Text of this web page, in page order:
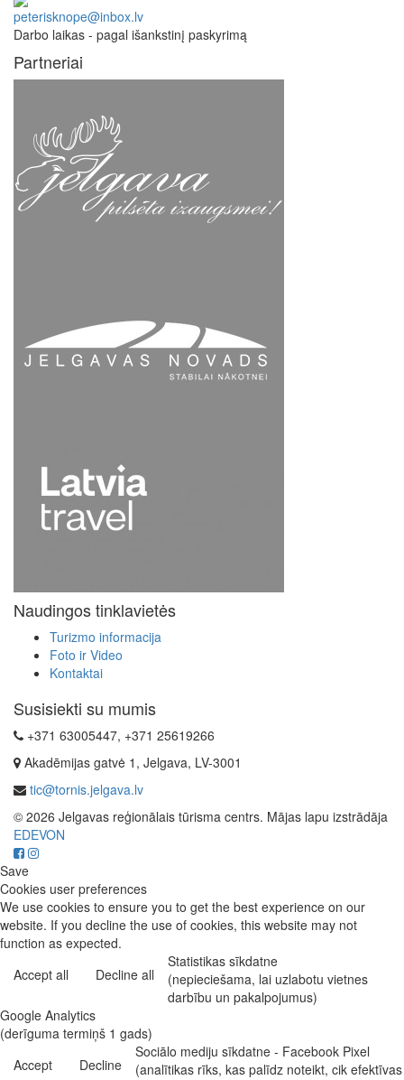
peterisknope@inbox.lv
Darbo laikas - pagal išankstinį paskyrimą
Partneriai
Naudingos tinklavietės
Turizmo informacija
Foto ir Video
Kontaktai
Susisiekti su mumis
+371 63005447, +371 25619266
Akadēmijas gatvė 1, Jelgava, LV-3001
tic@tornis.jelgava.lv
© 2026 Jelgavas reģionālais tūrisma centrs. Mājas lapu izstrādāja
EDEVON
Save
Cookies user preferences
We use cookies to ensure you to get the best experience on our
website. If you decline the use of cookies, this website may not
function as expected.
Accept all
Decline all
Statistikas sīkdatne
(nepieciešama, lai uzlabotu vietnes
darbību un pakalpojumus)
Google Analytics
(derīguma termiņš 1 gads)
Accept
Decline
Sociālo mediju sīkdatne - Facebook Pixel
(analītikas rīks, kas palīdz noteikt, cik efektīvas